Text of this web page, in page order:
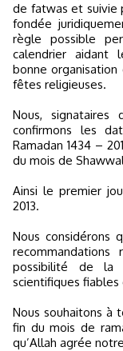
de fatwas et suivie
fondée
règle possible
calendrier aidant
bonne
fêtes religieuses.
Nous, signataires
confirmons les
Ramadan 1434 –
du mois de
Ainsi le premier
2013.
Nous considérons
possibilité de la
scientifiques fiables
Nous souhaitons à
fin du mois de
qu’Allah agrée